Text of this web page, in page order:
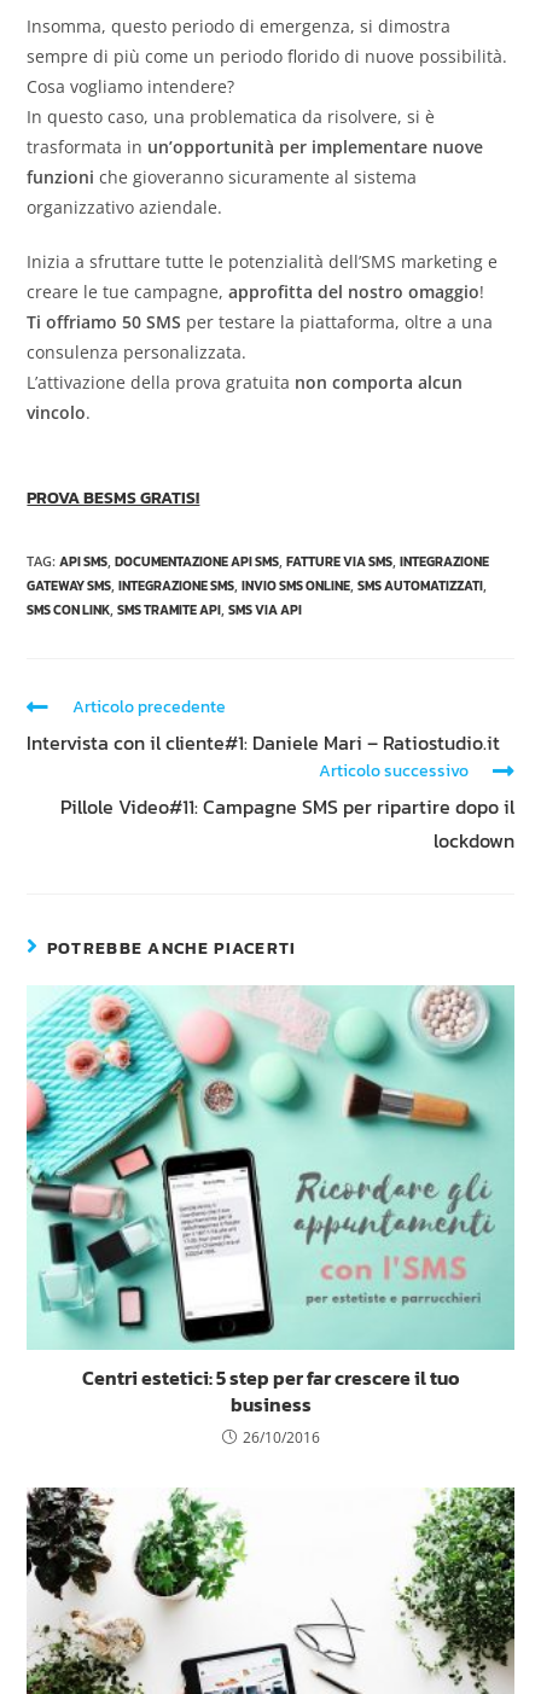
Insomma, questo periodo di emergenza, si dimostra
sempre di più come un periodo florido di nuove possibilità.
Cosa vogliamo intendere?
In questo caso, una problematica da risolvere, si è
trasformata in un’opportunità per implementare nuove
funzioni che gioveranno sicuramente al sistema
organizzativo aziendale.
Inizia a sfruttare tutte le potenzialità dell’SMS marketing e
creare le tue campagne,approfitta del nostro omaggio!
Ti offriamo 50 SMS per testare la piattaforma, oltre a una
consulenza personalizzata.
L’attivazione della prova gratuita non comporta alcun
vincolo.
PROVA BESMS GRATIS!
TAG:API SMS DOCUMENTAZIONE API SMS FATTURE VIA SMS INTEGRAZIONE
GATEWAY SMS INTEGRAZIONE SMS INVIO SMS ONLINE SMS AUTOMATIZZATI
SMS CON LINK SMS TRAMITE API SMS VIA API
Articolo precedente
Intervista con il cliente#1: Daniele Mari – Ratiostudio.it
Articolo successivo
Pillole Video#11: Campagne SMS per ripartire dopo il
lockdown
POTREBBE ANCHE PIACERTI
Centri estetici: 5 step per far crescere il tuo
business
26/10/2016